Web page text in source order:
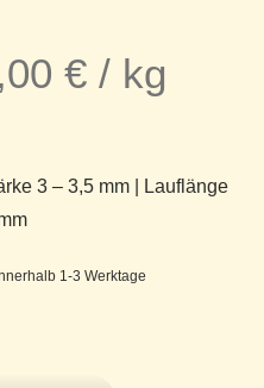
€ / kg
3 – 3,5 mm | Lauflänge
1-3 Werktage
Lifestyle 013 graphit grau